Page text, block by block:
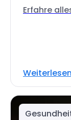
Erfahre
Weiterlesen